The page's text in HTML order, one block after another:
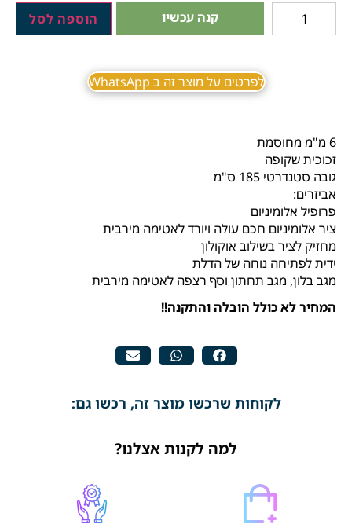
קנה עכשיו הוספה לסל
לפרטים על מוצר זה ב WhatsApp
6 מ"מ מחוסמת
זכוכית שקופה
גובה סטנדרטי 185 ס"מ
אביזרים:
פרופיל אלומיניום
ציר אלומיניום חכם עולה ויורד לאטימה מירבית
מחזיק לציר בשילוב אוקולון
ידית לפתיחה נוחה של הדלת
מגב בלון, מגב תחתון וסף רצפה לאטימה מירבית
המחיר לא כולל הובלה והתקנה!!
לקוחות שרכשו מוצר זה, רכשו גם:
למה לקנות אצלנו?